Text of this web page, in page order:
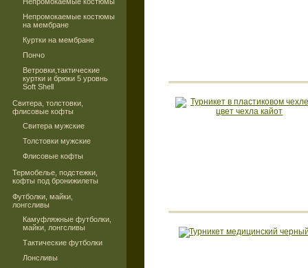
Непромокаемые костюмы
на мембране
Куртки на мембране
Пончо
Ветровки,тактические
куртки и брюки 5 уровнь
Soft Shell
Свитера, толстовки,
флисовые кофты
Свитера мужские
Толстовки мужские
Флисовые кофты
Термобелье, подстежки,
кофты под бронижилеты
Футболки, майки,
лонгсливы
Камуфляжные футболки,
майки, лонгсливы
Тактические футболки
Лонсливы